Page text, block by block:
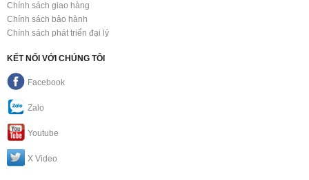
Chính sách giao hàng
Chính sách bảo hành
Chính sách phát triển đại lý
KẾT NỐI VỚI CHÚNG TÔI
Facebook
Zalo
Youtube
X Video